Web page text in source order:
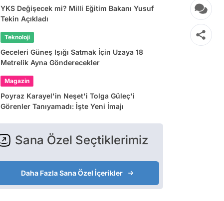
YKS Değişecek mi? Milli Eğitim Bakanı Yusuf
Tekin Açıkladı
Teknoloji
Geceleri Güneş Işığı Satmak İçin Uzaya 18
Metrelik Ayna Gönderecekler
Magazin
Poyraz Karayel'in Neşet'i Tolga Güleç'i
Görenler Tanıyamadı: İşte Yeni İmajı
Sana Özel Seçtiklerimiz
Daha Fazla Sana Özel İçerikler